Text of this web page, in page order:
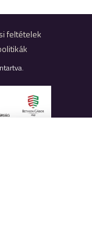
feltételek